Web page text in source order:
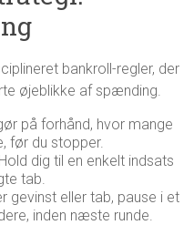
bankroll-regler, der
øjeblikke af spænding.
på forhånd, hvor mange
før du stopper.
Hold dig til en enkelt indsats
tab.
gevinst eller tab, pause i et
inden næste runde.